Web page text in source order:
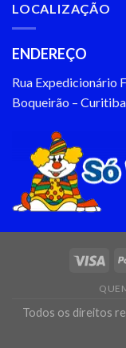
LOCALIZAÇÃO
ENDEREÇO
Rua Expedicionário
Boqueirão – Curitiba
Todos os direitos